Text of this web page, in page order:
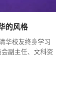
的风格
华校友终身学习
副主任、文科资